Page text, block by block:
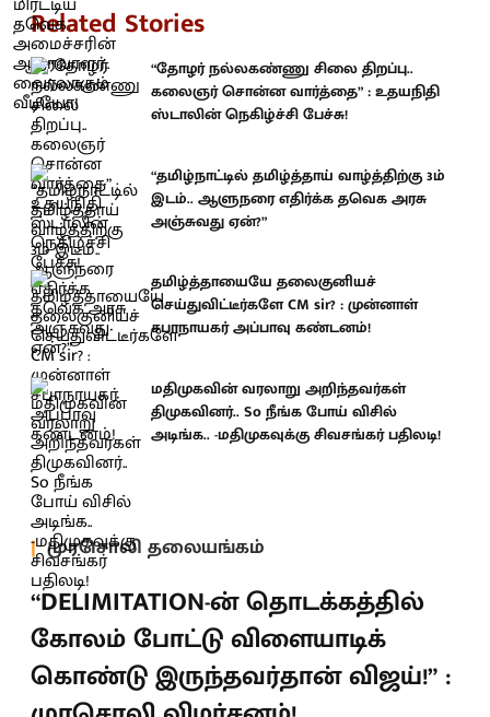
Related Stories
“தோழர் நல்லகண்ணு சிலை திறப்பு..
கலைஞர் சொன்ன வார்த்தை” : உதயநிதி
ஸ்டாலின் நெகிழ்ச்சி பேச்சு!
“தமிழ்நாட்டில் தமிழ்த்தாய் வாழ்த்திற்கு 3ம்
இடம்.. ஆளுநரை எதிர்க்க தவெக அரசு
அஞ்சுவது ஏன்?”
தமிழ்த்தாயையே தலைகுனியச்
செய்துவிட்டீர்களே CM sir? : முன்னாள்
சபாநாயகர் அப்பாவு கண்டனம்!
மதிமுகவின் வரலாறு அறிந்தவர்கள்
திமுகவினர்.. So நீங்க போய் விசில்
அடிங்க.. -மதிமுகவுக்கு சிவசங்கர் பதிலடி!
முரசொலி தலையங்கம்
“DELIMITATION-ன் தொடக்கத்தில்
கோலம் போட்டு விளையாடிக்
கொண்டு இருந்தவர்தான் விஜய்!” :